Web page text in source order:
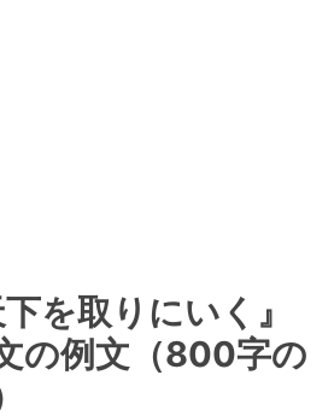
下を取りにいく』
の例文（800字の